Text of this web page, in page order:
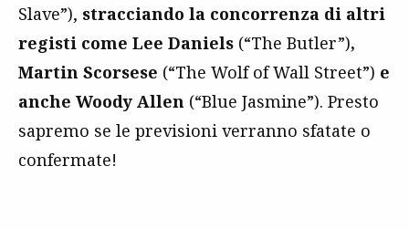
Slave”), stracciando la concorrenza di altri
registi come Lee Daniels (“The Butler”),
Martin Scorsese (“The Wolf of Wall Street”) e
anche Woody Allen (“Blue Jasmine”). Presto
sapremo se le previsioni verranno sfatate o
confermate!